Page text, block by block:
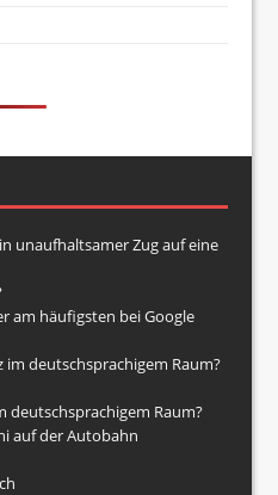
unaufhaltsamer Zug auf eine
am häufigsten bei Google
deutschsprachigem Raum?
deutschsprachigem Raum?
auf der Autobahn